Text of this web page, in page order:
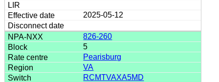
2025-05-12
826-260
5
Pearisburg
VA
RCMTVAXA5MD